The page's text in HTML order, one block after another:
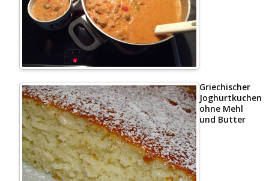
Griechischer
Joghurtkuchen
ohne Mehl
und Butter